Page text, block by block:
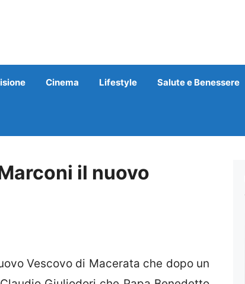
Cinema Lifestyle Salute e Benessere
il nuovo
Vescovo di Macerata che dopo un